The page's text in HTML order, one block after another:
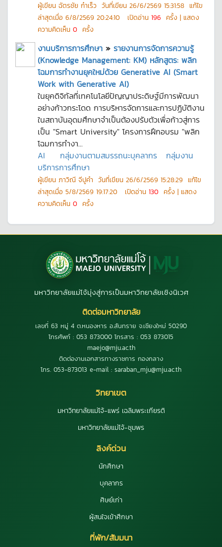
ผู้เขียน ฉัตรชัย ก๋าเร็ว วันที่เขียน 26/6/2569 15:31:58 แก้ไข
ล่าสุดเมื่อ 6/8/2569 20:24:10 เปิดอ่าน 196 ครั้ง | แสดง
ความคิดเห็น 0 ครั้ง
งานบริการการศึกษา » รายงานการจัดการความรู้
(Knowledge Management: KM) หลักสูตร: พลิก
โฉมการทำงานยุคใหม่ด้วย Generative AI (Smart
Work with Generative AI)
ในยุคดิจิทัลที่เทคโนโลยีปัญญาประดิษฐ์มีการพัฒนา
อย่างก้าวกระโดด การบริหารจัดการและการปฏิบัติงาน
ในสถาบันอุดมศึกษาจำเป็นต้องปรับตัวเพื่อก้าวสู่การ
เป็น "Smart University" โครงการฝึกอบรม "พลิก
โฉมการทำงา...
AI
กลุ่มงานตามสมรรถนะบุคลากร
กลุ่มงาน
บริการการศึกษา
ผู้เขียน ภาวิณี จีปูคำ วันที่เขียน 26/6/2569 15:28:29 แก้ไข
ล่าสุดเมื่อ 5/8/2569 19:17:20 เปิดอ่าน 130 ครั้ง | แสดง
ความคิดเห็น 0 ครั้ง
มหาวิทยาลัยแม่โจ้มุ่งสู่การเป็นมหาวิทยาลัยเชิงนิเวศ
ติดต่อมหาวิทยาลัย
เลขที่ 63 หมู่ 4 ต.หนองหาร อ.สันทราย จ.เชียงใหม่ 50290
โทรศัพท์ : 053 873000 โทรสาร : 053 873015
maejo@mju.ac.th
ติดต่องานเอกสารทางราชการ กองกลาง
โทร. 053-873013 e-mail : saraban_mju@mju.ac.th
วิทยาเขต
มหาวิทยาลัยแม่โจ้-แพร่ เฉลิมพระเกียรติ
มหาวิทยาลัยแม่โจ้-ชุมพร
ลิงค์ด่วน
นักศึกษา
บุคลากร
ศิษย์เก่า
ผู้สนใจเข้าศึกษา
ที่พัก/สัมมนา